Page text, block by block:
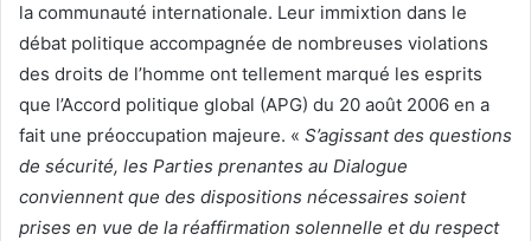
la communauté internationale. Leur immixtion dans le
débat politique accompagnée de nombreuses violations
des droits de l’homme ont tellement marqué les esprits
que l’Accord politique global (APG) du 20 août 2006 en a
fait une préoccupation majeure. « S’agissant des questions
de sécurité, les Parties prenantes au Dialogue
conviennent que des dispositions nécessaires soient
prises en vue de la réaffirmation solennelle et du respect